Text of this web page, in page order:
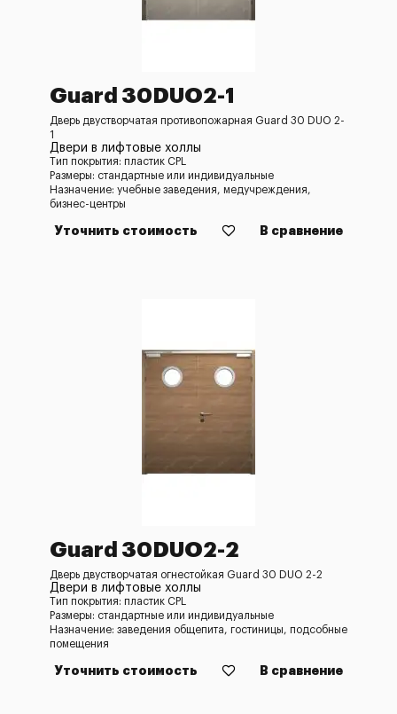
Guard 30DUO2-1
Дверь двустворчатая противопожарная Guard 30 DUO 2-
1
Двери в лифтовые холлы
Тип покрытия: пластик CPL
Размеры: стандартные или индивидуальные
Назначение: учебные заведения, медучреждения,
бизнес-центры
Уточнить стоимость В сравнение
Guard 30DUO2-2
Дверь двустворчатая огнестойкая Guard 30 DUO 2-2
Двери в лифтовые холлы
Тип покрытия: пластик CPL
Размеры: стандартные или индивидуальные
Назначение: заведения общепита, гостиницы, подсобные
помещения
Уточнить стоимость В сравнение